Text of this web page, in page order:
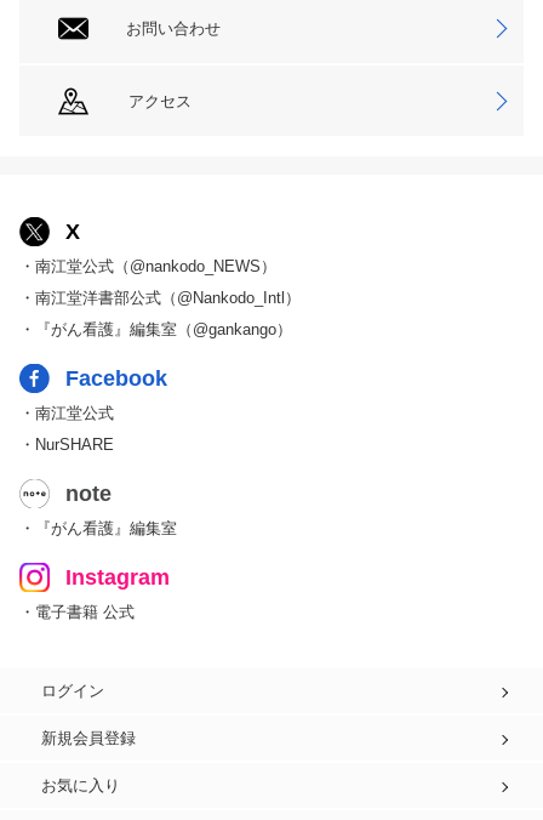
お問い合わせ
アクセス
X
・南江堂公式（@nankodo_NEWS）
・南江堂洋書部公式（@Nankodo_Intl）
・『がん看護』編集室（@gankango）
Facebook
・南江堂公式
・NurSHARE
note
・『がん看護』編集室
Instagram
・電子書籍 公式
ログイン
新規会員登録
お気に入り